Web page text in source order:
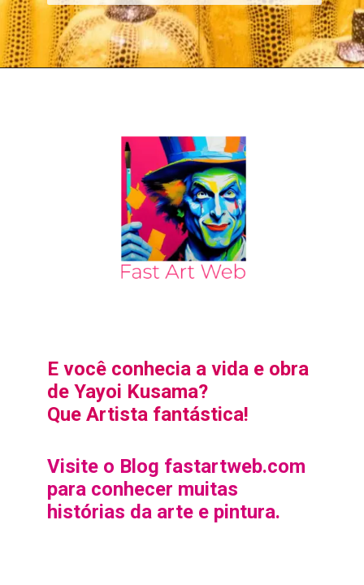
E você conhecia a vida e obra
de Yayoi Kusama?
Que Artista fantástica!
Visite o Blog fastartweb.com
para conhecer muitas
histórias da arte e pintura.